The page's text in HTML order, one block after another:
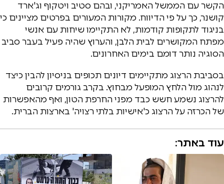
הקשר עם הממשל האמריקני, ובהם סטיב ויטקוף וג'ארד
קושנר, כך על פי הדיווח. מקורות המעורים בפרטים מציינים כי
בניגוד לתקופות קודמות, לא התקיימו שיחות עם אנשי
מפתח המקושרים לבית הלבן, והערוץ שהיה פעיל בעבר סביב
הסוגיה נותר דומם בימים האחרונים.
בסביבת הרצוג מתקיימים דיונים תכופים בניסיון להבין כיצד
לנהוג מול הלחץ המופעל מבחוץ. בקרב גורמים קרובים
להרצוג נשמע חשש כבד מפני החרפת הטון, ואף מהאפשרות
של הכרזה על הרצוג כ'אישיות בלתי רצויה' בארצות הברית.
עוד באתר: